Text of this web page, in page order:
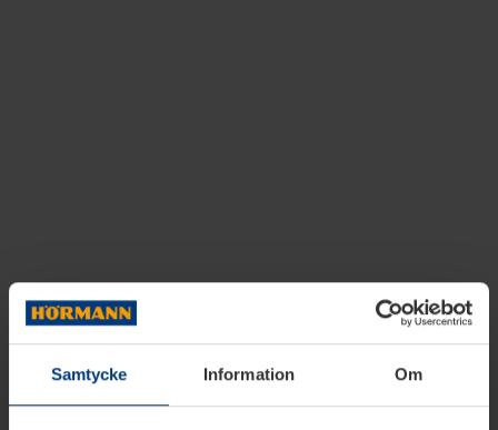
Samtycke Information Om